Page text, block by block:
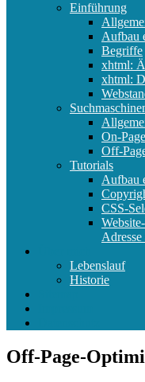
Einführung
Aufbau
Begriffe
xhtml:
xhtml:
On-
Off-
Tutorials
Aufbau
CSS-
Lebenslauf
Historie
Off-Page-